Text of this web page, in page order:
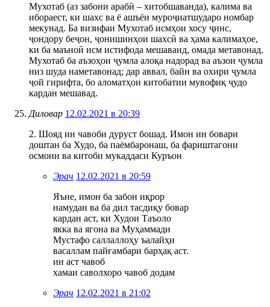
Мухотаб (аз забони арабӣ – хитобшаванда), калима ва
ибораест, ки шахс ва ё ашъёи муроҷиатшударо номбар
мекунад. Ба визифаи Мухотаб исмҳои хосу ҷинс,
ҷондору беҷон, ҷонишинҳои шахсӣ ва ҳама калимаҳое,
ки ба маъноӣ исм истифода мешаванд, омада метавонад.
Мухотаб ба аъзоҳои ҷумла алоқа надорад ва аъзои ҷумла
низ шуда наметавонад; дар аввал, байн ва охири ҷумла
ҷой гирифта, бо аломатҳои китобатии мувофиқ ҷудо
кардан мешавад.
Диловар 12.02.2021 в 20:39
2. Шояд ин чавоби дуруст бошад. Имон ин бовари
доштан ба Худо, ба паёмбаронаш, ба фариштагони
осмони ва китоби мукаддаси Куръон
Эрач 12.02.2021 в 20:59
Яъне, имон ба забон иқрор
намудан ва ба дил тасдиқу бовар
кардан аст, ки Худои Таъоло
якка ва ягона ва Муҳаммади
Мустафо саллаллоҳу ъалайҳи
васаллам пайғамбари барҳақ аст.
ин аст чавоб
хамаи саволхоро чавоб додам
Эрач 12.02.2021 в 21:02